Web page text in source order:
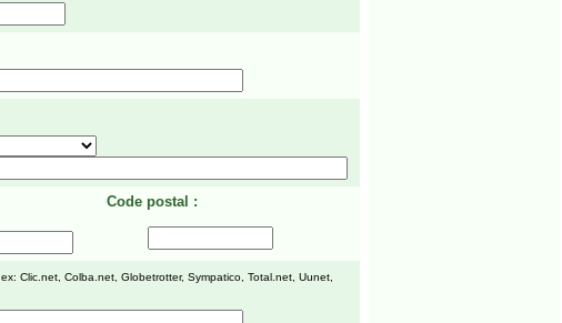
Code postal :
ex: Clic.net, Colba.net, Globetrotter, Sympatico, Total.net, Uunet,